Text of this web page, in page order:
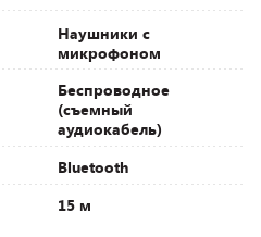
Наушники с
микрофоном
Беспроводное
(съемный
аудиокабель)
Bluetooth
15 м